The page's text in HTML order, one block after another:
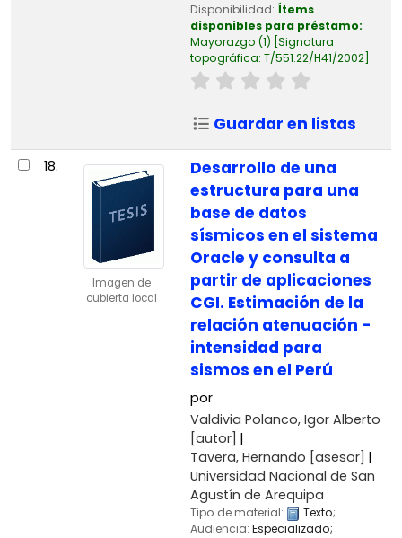
Disponibilidad: Ítems
disponibles para préstamo:
Mayorazgo (1) Signatura
topográfica: T/551.22/H41/2002 .
Guardar en listas
18.
Imagen de
cubierta local
Desarrollo de una
estructura para una
base de datos
sísmicos en el sistema
Oracle y consulta a
partir de aplicaciones
CGI. Estimación de la
relación atenuación -
intensidad para
sismos en el Perú
por
Valdivia Polanco, Igor Alberto
[autor]
Tavera, Hernando [asesor]
Universidad Nacional de San
Agustín de Arequipa
Tipo de material: Texto;
Audiencia: Especializado;